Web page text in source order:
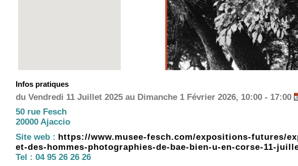
Infos pratiques
du Vendredi 11 Juillet 2025 au Dimanche 1 Février 2026, 10:00 - 17:00
50 rue Fesch
20000 Ajaccio
Site web : https://www.musee-fesch.com/expositions-futures/
et-des-hommes-photographies-de-bae-bien-u-en-corse-11-
Tel : 04 95 26 26 26